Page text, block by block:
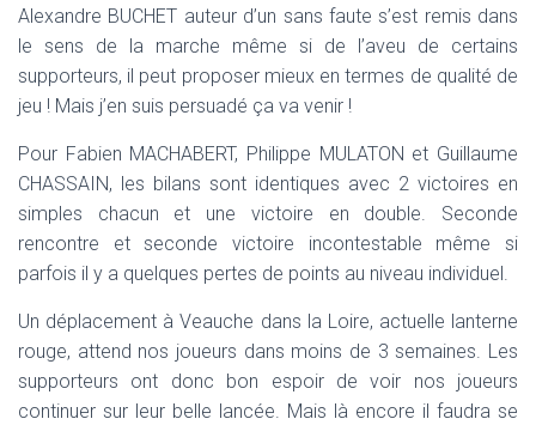
Alexandre BUCHET auteur d’un sans faute s’est remis dans
le sens de la marche même si de l’aveu de certains
supporteurs, il peut proposer mieux en termes de qualité de
jeu ! Mais j’en suis persuadé ça va venir !
Pour Fabien MACHABERT, Philippe MULATON et Guillaume
CHASSAIN, les bilans sont identiques avec 2 victoires en
simples chacun et une victoire en double. Seconde
rencontre et seconde victoire incontestable même si
parfois il y a quelques pertes de points au niveau individuel.
Un déplacement à Veauche dans la Loire, actuelle lanterne
rouge, attend nos joueurs dans moins de 3 semaines. Les
supporteurs ont donc bon espoir de voir nos joueurs
continuer sur leur belle lancée. Mais là encore il faudra se